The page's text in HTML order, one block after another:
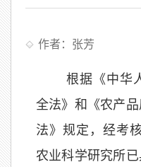
作者：张芳
根据《中华
全法》和《农产
法》规定，经考
农业科学研究所